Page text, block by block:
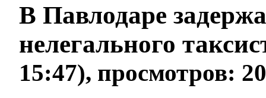
В Павлодаре
нелегального
15:47), просмотров: